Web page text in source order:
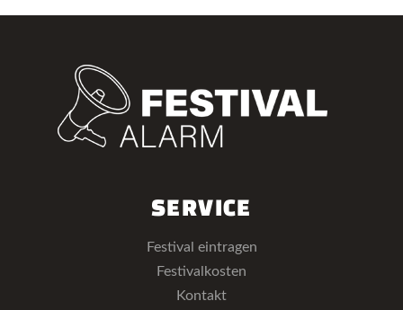
SERVICE
Festival eintragen
Festivalkosten
Kontakt